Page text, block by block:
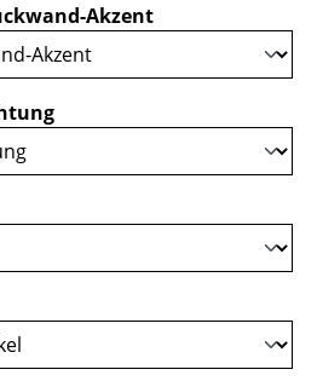
Akzentauswählen
auswählen